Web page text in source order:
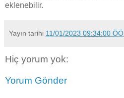
eklenebilir.
Yayın tarihi 11/01/2023 09:34:00 ÖÖ
Hiç yorum yok:
Yorum Gönder